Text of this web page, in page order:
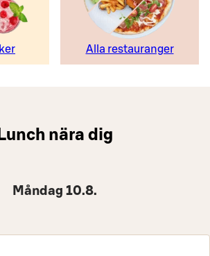
Alla restauranger
Lunch nära dig
Måndag 10.8.